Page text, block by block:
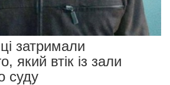
затримали
який втік із зали
суду